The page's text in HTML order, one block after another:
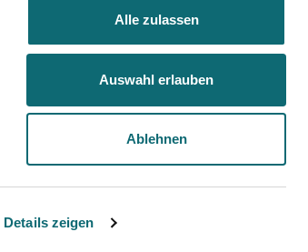
Details zeigen
Alle zulassen
Auswahl erlauben
Ablehnen
books who combines lively
to the grueling world of
sufferers; from the